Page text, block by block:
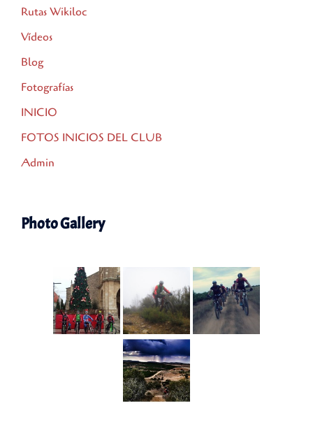
Rutas Wikiloc
Vídeos
Blog
Fotografías
INICIO
FOTOS INICIOS DEL CLUB
Admin
Photo Gallery